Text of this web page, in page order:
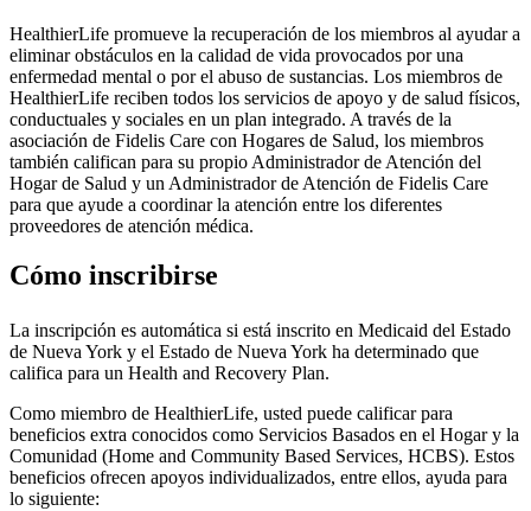
HealthierLife promueve la recuperación de los miembros al ayudar a
eliminar obstáculos en la calidad de vida provocados por una
enfermedad mental o por el abuso de sustancias. Los miembros de
HealthierLife reciben todos los servicios de apoyo y de salud físicos,
conductuales y sociales en un plan integrado. A través de la
asociación de Fidelis Care con Hogares de Salud, los miembros
también califican para su propio Administrador de Atención del
Hogar de Salud y un Administrador de Atención de Fidelis Care
para que ayude a coordinar la atención entre los diferentes
proveedores de atención médica.
Cómo inscribirse
La inscripción es automática si está inscrito en Medicaid del Estado
de Nueva York y el Estado de Nueva York ha determinado que
califica para un Health and Recovery Plan.
Como miembro de HealthierLife, usted puede calificar para
beneficios extra conocidos como Servicios Basados en el Hogar y la
Comunidad (Home and Community Based Services, HCBS). Estos
beneficios ofrecen apoyos individualizados, entre ellos, ayuda para
lo siguiente: